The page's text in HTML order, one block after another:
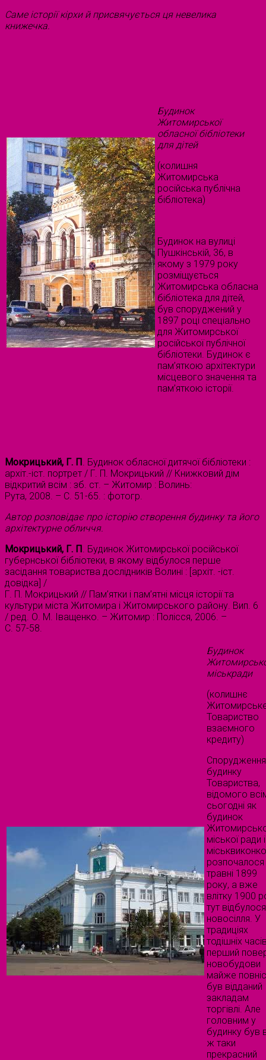
Саме історії кірхи й присвячується ця невелика
книжечка.
Будинок
Житомирської
обласної бібліотеки
для дітей
(колишня
Житомирська
російська публічна
бібліотека)
Будинок на вулиці
Пушкінській, 36, в
якому з 1979 року
розміщується
Житомирська обласна
бібліотека для дітей,
був споруджений у
1897 році спеціально
для Житомирської
російської публічної
бібліотеки. Будинок є
пам’яткою архітектури
місцевого значення та
пам’яткою історії.
Мокрицький, Г. П. Будинок обласної дитячої бібліотеки :
архіт.-іст. портрет / Г. П. Мокрицький // Книжковий дім
відкритий всім : зб. ст. – Житомир : Волинь:
Рута, 2008. – С. 51-65. : фотогр.
Автор розповідає про історію створення будинку та його
архітектурне обличчя.
Мокрицький, Г. П. Будинок Житомирської російської
губернської бібліотеки, в якому відбулося перше
засідання товариства дослідників Волині : [архіт. -іст.
довідка] /
Г. П. Мокрицький // Пам’ятки і пам’ятні місця історії та
культури міста Житомира і Житомирського району. Вип. 6
/ ред. О. М. Іващенко. – Житомир : Полісся, 2006. –
С. 57-58.
Будинок
міськради
(колишнє
Товариство
взаємного
кредиту)
будинку
Товариства,
відомого
сьогодні як
будинок
міської ради і
травні 1899
року, а вже
влітку 1900
тут
новосілля. У
традиціях
тодішніх
перший
новобудови
майже
був відданий
закладам
торгівлі. Але
головним у
будинку був
ж таки
прекрасний